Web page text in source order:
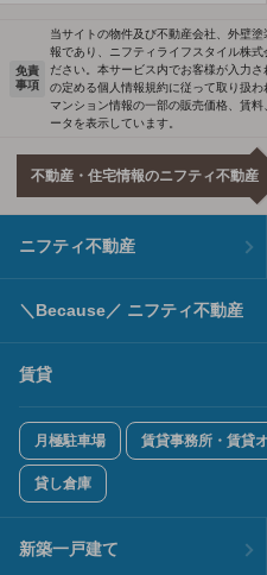
免責
事項
当サイトの物件及び不動産会社、外壁
報であり、ニフティライフスタイル株
ださい。本サービス内でお客様が入力
の定める個人情報規約に従って取り扱わ
マンション情報の一部の販売価格、賃
ータを表示しています。
不動産・住宅情報のニフティ不動産
ニフティ不動産
＼Because／ ニフティ不動産
賃貸
月極駐車場 賃貸事務所・賃貸
貸し倉庫
新築一戸建て